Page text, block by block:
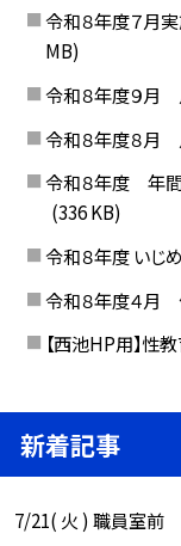
令和８年度７月
MB)
令和８年度９月
令和８年度８
令和８年度 年間
(336 KB)
令和８年度 いじ
令和８年度４月
【西池HP用】性
新着記事
7/21( 火 ) 職員室前